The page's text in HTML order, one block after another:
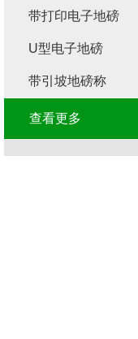
带打印电子地磅
U型电子地磅
带引坡地磅称
查看更多